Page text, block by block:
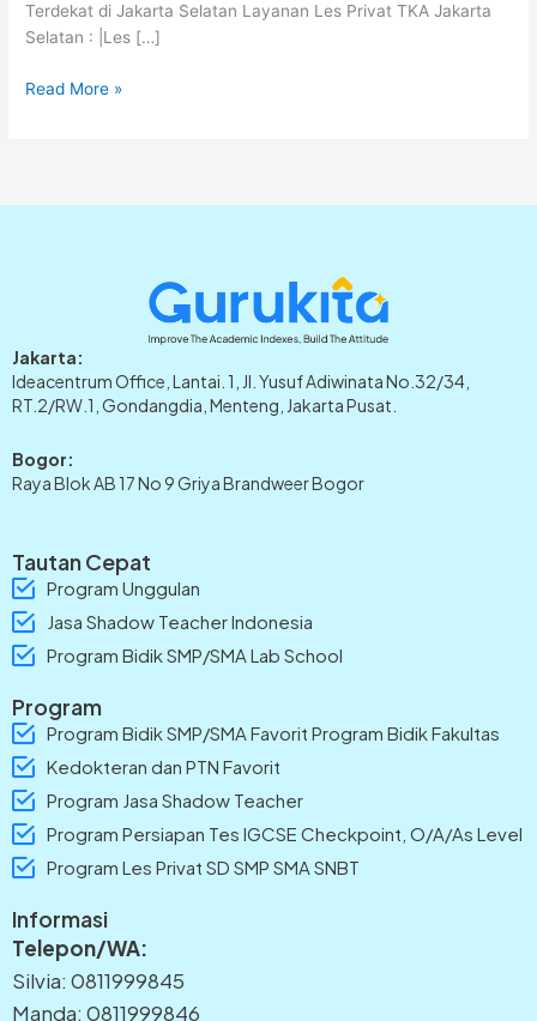
Terdekat di Jakarta Selatan Layanan Les Privat TKA Jakarta
Selatan : |Les […]
Read More »
Jakarta:
Ideacentrum Office, Lantai. 1, Jl. Yusuf Adiwinata No.32/34,
RT.2/RW.1, Gondangdia, Menteng, Jakarta Pusat.
Bogor:
Raya Blok AB 17 No 9 Griya Brandweer Bogor
Tautan Cepat
Program Unggulan
Jasa Shadow Teacher Indonesia
Program Bidik SMP/SMA Lab School
Program
Program Bidik SMP/SMA Favorit Program Bidik Fakultas
Kedokteran dan PTN Favorit
Program Jasa Shadow Teacher
Program Persiapan Tes IGCSE Checkpoint, O/A/As Level
Program Les Privat SD SMP SMA SNBT
Informasi
Telepon/WA:
Silvia: 0811999845
Manda: 0811999846